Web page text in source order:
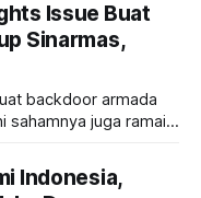
Issue Buat
Sinarmas,
backdoor armada
sahamnya juga ramai
Indonesia,